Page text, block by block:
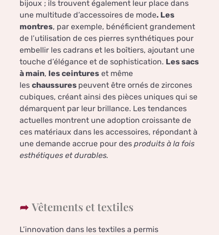
bijoux ; ils trouvent également leur place dans
une multitude d’accessoires de mode. Les
montres, par exemple, bénéficient grandement
de l’utilisation de ces pierres synthétiques pour
embellir les cadrans et les boîtiers, ajoutant une
touche d’élégance et de sophistication. Les sacs
à main, les ceintures et même
les chaussures peuvent être ornés de zircones
cubiques, créant ainsi des pièces uniques qui se
démarquent par leur brillance. Les tendances
actuelles montrent une adoption croissante de
ces matériaux dans les accessoires, répondant à
une demande accrue pour des produits à la fois
esthétiques et durables.
Vêtements et textiles
L’innovation dans les textiles a permis